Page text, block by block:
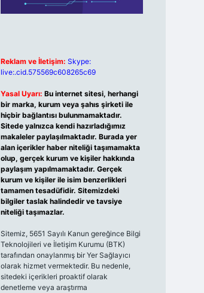
Reklam ve İletişim: Skype:
live:.cid.575569c608265c69
Yasal Uyarı: Bu internet sitesi, herhangi
bir marka, kurum veya şahıs şirketi ile
hiçbir bağlantısı bulunmamaktadır.
Sitede yalnızca kendi hazırladığımız
makaleler paylaşılmaktadır. Burada yer
alan içerikler haber niteliği taşımamakta
olup, gerçek kurum ve kişiler hakkında
paylaşım yapılmamaktadır. Gerçek
kurum ve kişiler ile isim benzerlikleri
tamamen tesadüfidir. Sitemizdeki
bilgiler taslak halindedir ve tavsiye
niteliği taşımazlar.
Sitemiz, 5651 Sayılı Kanun gereğince Bilgi
Teknolojileri ve İletişim Kurumu (BTK)
tarafından onaylanmış bir Yer Sağlayıcı
olarak hizmet vermektedir. Bu nedenle,
sitedeki içerikleri proaktif olarak
denetleme veya araştırma